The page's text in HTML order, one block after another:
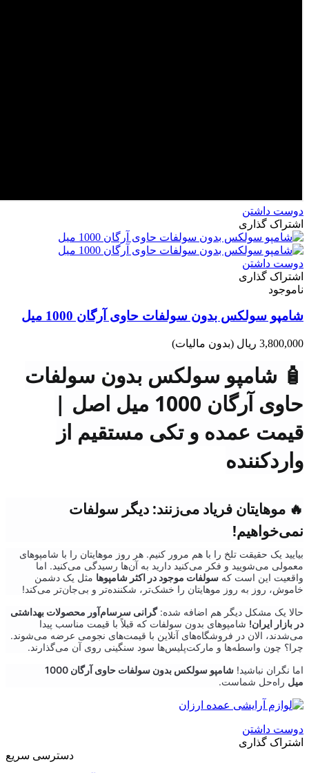
دوست داشتن
اشتراک گذاری
دوست داشتن
اشتراک گذاری
ناموجود
شامپو سولکس بدون سولفات حاوی آرگان 1000 میل
3,800,000 ریال (بدون مالیات)
🧴 شامپو سولکس بدون سولفات
حاوی آرگان 1000 میل اصل |
قیمت عمده و تکی مستقیم از
واردکننده
🔥 موهایتان فریاد می‌زنند: دیگر سولفات
نمی‌خواهیم!
بیایید یک حقیقت تلخ را با هم مرور کنیم. هر روز موهایتان را با شامپوهای
معمولی می‌شویید و فکر می‌کنید دارید به آن‌ها رسیدگی می‌کنید. اما
واقعیت این است که سولفات موجود در اکثر شامپوها مثل یک دشمن
خاموش، روز به روز موهایتان را خشک‌تر، شکننده‌تر و بی‌جان‌تر می‌کند!
حالا یک مشکل دیگر هم اضافه شده: گرانی سرسام‌آور محصولات بهداشتی
در بازار ایران! شامپوهای بدون سولفات که قبلاً با قیمت مناسب پیدا
می‌شدند، الان در فروشگاه‌های آنلاین با قیمت‌های نجومی عرضه می‌شوند.
چرا؟ چون واسطه‌ها و مارکت‌پلیس‌ها سود سنگینی روی آن می‌گذارند.
اما نگران نباشید!
شامپو سولکس بدون سولفات حاوی آرگان 1000
میل راه‌حل شماست.
دوست داشتن
اشتراک گذاری
دسترسی سریع